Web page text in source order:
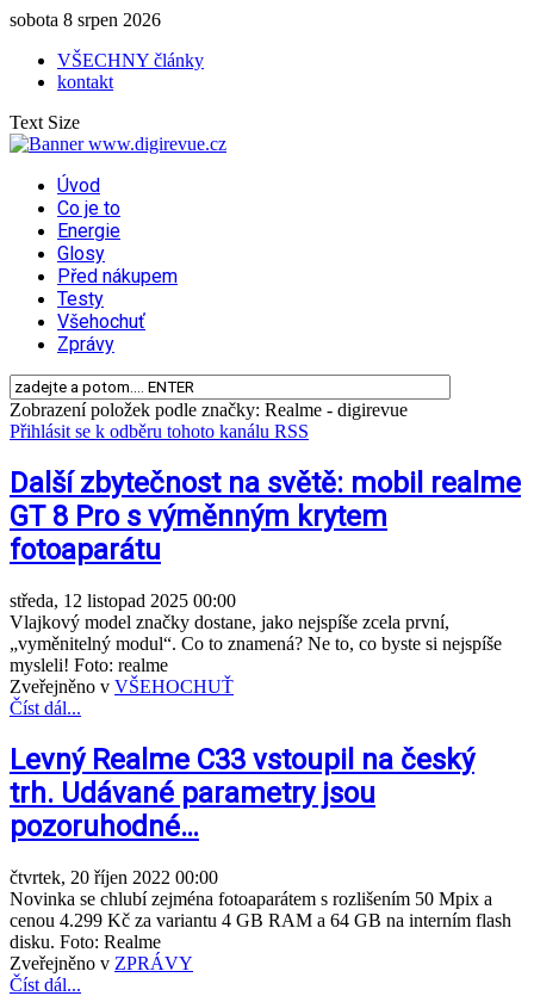
sobota 8 srpen 2026
VŠECHNY články
kontakt
Text Size
Úvod
Co je to
Energie
Glosy
Před nákupem
Testy
Všehochuť
Zprávy
Zobrazení položek podle značky: Realme - digirevue
Přihlásit se k odběru tohoto kanálu RSS
Další zbytečnost na světě: mobil realme
GT 8 Pro s výměnným krytem
fotoaparátu
středa, 12 listopad 2025 00:00
Vlajkový model značky dostane, jako nejspíše zcela první,
„vyměnitelný modul“. Co to znamená? Ne to, co byste si nejspíše
mysleli! Foto: realme
Zveřejněno v VŠEHOCHUŤ
Číst dál...
Levný Realme C33 vstoupil na český
trh. Udávané parametry jsou
pozoruhodné…
čtvrtek, 20 říjen 2022 00:00
Novinka se chlubí zejména fotoaparátem s rozlišením 50 Mpix a
cenou 4.299 Kč za variantu 4 GB RAM a 64 GB na interním flash
disku. Foto: Realme
Zveřejněno v ZPRÁVY
Číst dál...